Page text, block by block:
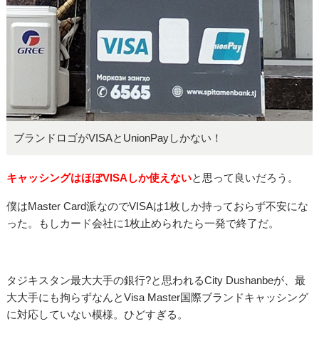
ブランドロゴがVISAとUnionPayしかない！
キャッシングはほぼVISAしか使えないと思って良いだろう。
僕はMaster Card派なのでVISAは1枚しか持っておらず不安にな
った。もしカード会社に1枚止められたら一発で終了だ。
タジキスタン最大大手の銀行?と思われるCity Dushanbeが、最
大大手にも拘らずなんとVisa Master国際ブランドキャッシング
に対応していない模様。ひどすぎる。